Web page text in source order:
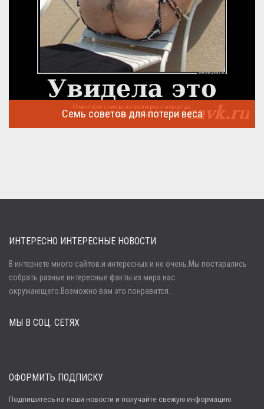
Семь советов для потери веса
Войти
Забыли пароль?
ИНТЕРЕСНО ИНТЕРЕСНЫЕ НОВОСТИ
В интернете много сайтов.и интересных и не очень.Мы постарались
собрать разные интересные факты из мира нас
окружающего.Возможно вам это понравится. .
МЫ В СОЦ. СЕТЯХ
ОФОРМИТЬ ПОДПИСКУ
Подпишитесь на наши новости и получайте свежую информацию